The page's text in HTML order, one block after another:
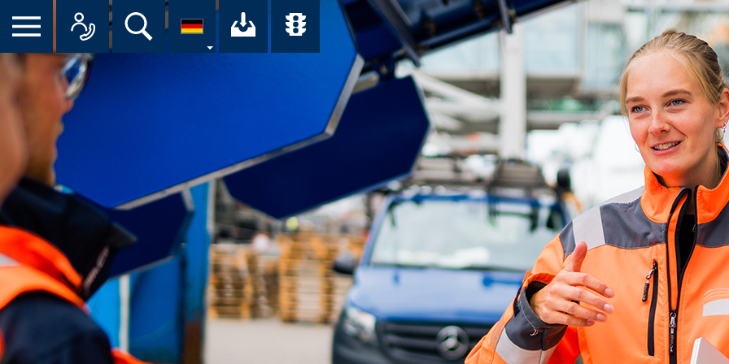
Suche Ihr Download-Center der HPA
Übersicht aller Verkehrsmeldungen im Hafen am